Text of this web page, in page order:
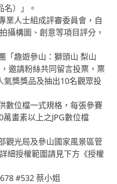
名）」。
業人士組成評審委員會，自
攝構圖、創意等項目評分，
「趣遊參山：獅頭山 梨山
邀請粉絲共同留言投票，票
獎獎品及抽出10名觀眾投
數位檔一式規格，每張參賽
畫素以上之JPG數位檔
觀光局及參山國家風景區管
細授權範圍請見下方《授權
#532 蔡小姐